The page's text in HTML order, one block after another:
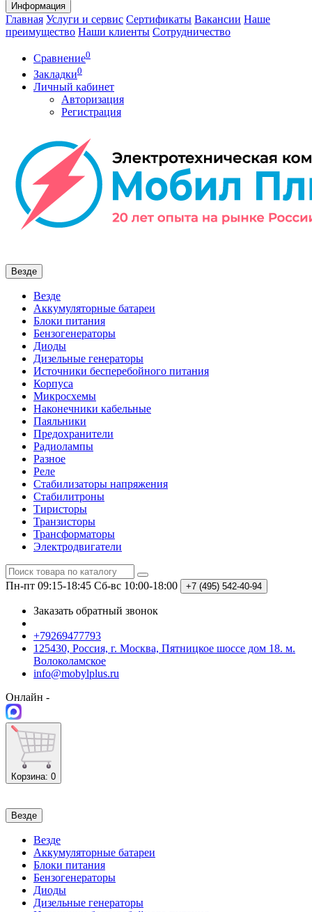
Информация
Главная Услуги и сервис Сертификаты Вакансии Наше
преимущество Наши клиенты Сотрудничество
Сравнение0
Закладки0
Личный кабинет
Авторизация
Регистрация
Везде
Везде
Аккумуляторные батареи
Блоки питания
Бензогенераторы
Диоды
Дизельные генераторы
Источники бесперебойного питания
Корпуса
Микросхемы
Наконечники кабельные
Паяльники
Предохранители
Радиолампы
Разное
Реле
Стабилизаторы напряжения
Стабилитроны
Тиристоры
Транзисторы
Трансформаторы
Электродвигатели
Пн-пт 09:15-18:45 Сб-вс 10:00-18:00 +7 (495) 542-40-94
Заказать обратный звонок
+79269477793
125430, Россия, г. Москва, Пятницкое шоссе дом 18. м.
Волоколамское
info@mobylplus.ru
Онлайн -
Корзина: 0
Везде
Везде
Аккумуляторные батареи
Блоки питания
Бензогенераторы
Диоды
Дизельные генераторы